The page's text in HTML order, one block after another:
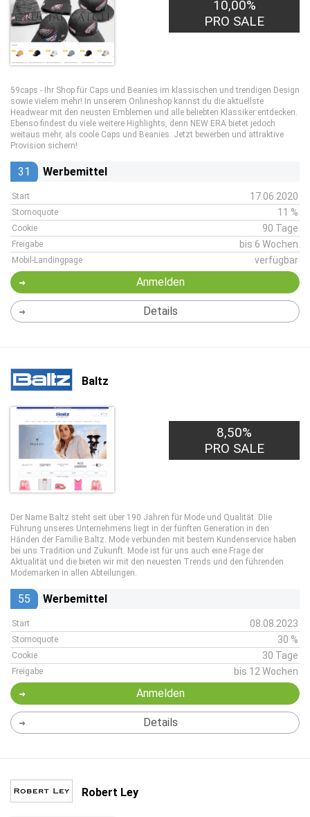
10,00%
PRO SALE
59caps - Ihr Shop für Caps und Beanies im klassischen und trendigen Design
sowie vielem mehr! In unserem Onlineshop kannst du die aktuellste
Headwear mit den neusten Emblemen und alle beliebten Klassiker entdecken.
Ebenso findest du viele weitere Highlights, denn NEW ERA bietet jedoch
weitaus mehr, als coole Caps und Beanies. Jetzt bewerben und attraktive
Provision sichern!
31 Werbemittel
Start 17.06.2020
Stornoquote 11 %
Cookie 90 Tage
Freigabe bis 6 Wochen
Mobil-Landingpage verfügbar
Anmelden
Details
Baltz
8,50%
PRO SALE
Der Name Baltz steht seit über 190 Jahren für Mode und Qualität. DIie
Führung unseres Unternehmens liegt in der fünften Generation in den
Händen der Familie Baltz. Mode verbunden mit bestem Kundenservice haben
bei uns Tradition und Zukunft. Mode ist für uns auch eine Frage der
Aktualität und die bieten wir mit den neuesten Trends und den führenden
Modemarken in allen Abteilungen.
55 Werbemittel
Start 08.08.2023
Stornoquote 30 %
Cookie 30 Tage
Freigabe bis 12 Wochen
Anmelden
Details
Robert Ley